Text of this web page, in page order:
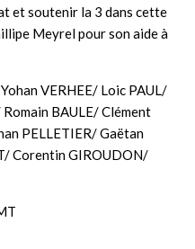
et soutenir la 3 dans cette
Meyrel pour son aide à
VERHEE/ Loic PAUL/
BAULE/ Clément
PELLETIER/ Gaëtan
Corentin GIROUDON/